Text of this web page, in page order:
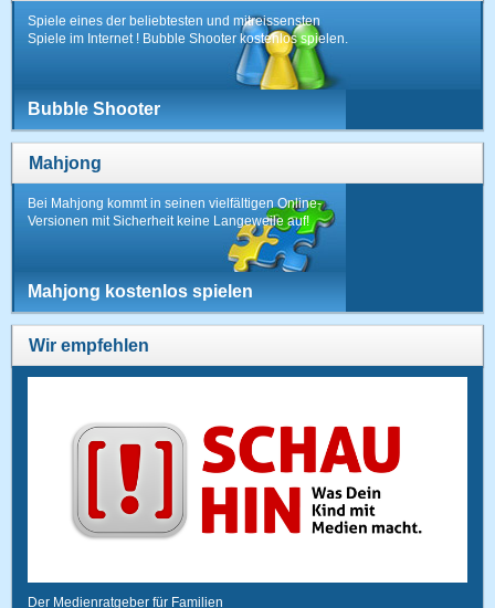
Spiele eines der beliebtesten und mitreissensten
Spiele im Internet ! Bubble Shooter kostenlos spielen.
Bubble Shooter
Mahjong
Bei Mahjong kommt in seinen vielfältigen Online-
Versionen mit Sicherheit keine Langeweile auf!
Mahjong kostenlos spielen
Wir empfehlen
Der Medienratgeber für Familien